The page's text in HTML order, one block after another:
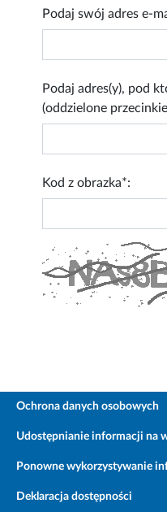
Podaj swój adres e-
Podaj adres(y), pod
(oddzielone
Kod z obrazka*:
Ochrona danych osobowych
Udostępnianie informacji na
Ponowne wykorzystywanie
Deklaracja dostępności